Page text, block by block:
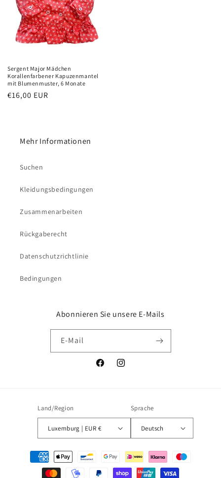
Sergent Major Mädchen
Korallenfarbener Kapuzenmantel
mit Blumenmuster, 6 Monate
Normaler
€16,00 EUR
Mehr Informationen
Suchen
Kleidungsbedingungen
Zusammenarbeiten
Rückgaberecht
Datenschutzrichtlinie
Bedingungen
Abonnieren Sie unsere E-Mails
E-Mail
FacebookInstagram
Land/Region
Luxemburg | EUR €
Sprache
Deutsch
Zahlungsmethoden